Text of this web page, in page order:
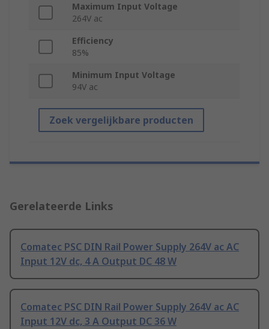
Maximum Input Voltage
264V ac
Efficiency
85%
Minimum Input Voltage
94V ac
Zoek vergelijkbare producten
Gerelateerde Links
Comatec PSC DIN Rail Power Supply 264V ac AC
Input 12V dc, 4 A Output DC 48 W
Comatec PSC DIN Rail Power Supply 264V ac AC
Input 12V dc, 3 A Output DC 36 W